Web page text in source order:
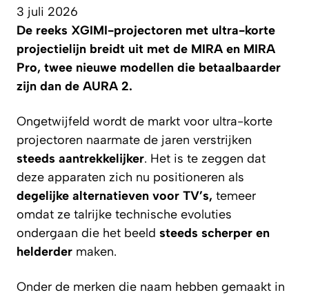
3 juli 2026
De reeks XGIMI-projectoren met ultra-korte
projectielijn breidt uit met de MIRA en MIRA
Pro, twee nieuwe modellen die betaalbaarder
zijn dan de AURA 2.
Ongetwijfeld wordt de markt voor ultra-korte
projectoren naarmate de jaren verstrijken
steeds aantrekkelijker. Het is te zeggen dat
deze apparaten zich nu positioneren als
degelijke alternatieven voor TV’s, temeer
omdat ze talrijke technische evoluties
ondergaan die het beeld steeds scherper en
helderder maken.
Onder de merken die naam hebben gemaakt in